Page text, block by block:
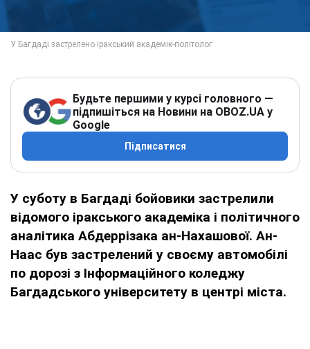
Будьте першими у курсі головного —
підпишіться на Новини на OBOZ.UA у
Google
Підписатися
У суботу в Багдаді бойовики застрелили
відомого іракського академіка і політичного
аналітика Абдеррізака ан-Нахашової. Ан-
Наас був застрелений у своєму автомобілі
по дорозі з Інформаційного коледжу
Багдадського університету в центрі міста.